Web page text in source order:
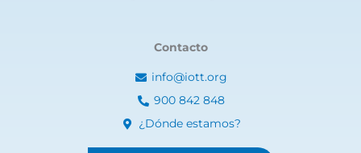
Contacto
info@iott.org
900 842 848
¿Dónde estamos?